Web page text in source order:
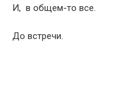
И, в общем-то все.
До встречи.